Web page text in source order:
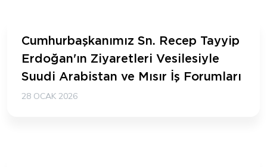
Cumhurbaşkanımız Sn. Recep Tayyip
Erdoğan'ın Ziyaretleri Vesilesiyle
Suudi Arabistan ve Mısır İş Forumları
28 OCAK 2026